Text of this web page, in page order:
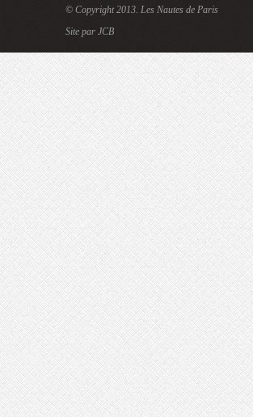
© Copyright 2013. Les Nautes de Paris
Site par JCB